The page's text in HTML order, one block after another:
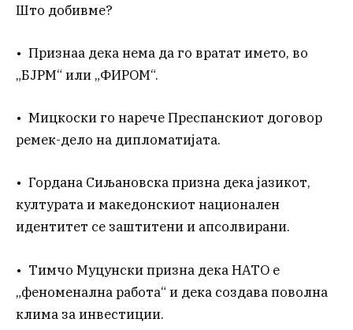
Што добивме?
• Признаа дека нема да го вратат името, во
„БЈРМ“ или „ФИРОМ“.
• Мицкоски го нарече Преспанскиот договор
ремек-дело на дипломатијата.
• Гордана Сиљановска призна дека јазикот,
културата и македонскиот национален
идентитет се заштитени и апсолвирани.
• Тимчо Муцунски призна дека НАТО е
„феноменална работа“ и дека создава поволна
клима за инвестиции.